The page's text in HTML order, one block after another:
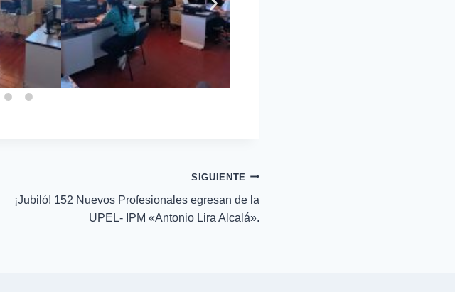
SIGUIENTE
¡Jubiló! 152 Nuevos Profesionales egresan de la
UPEL- IPM «Antonio Lira Alcalá».